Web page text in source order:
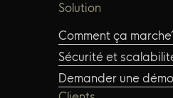
Solution
Comment ça
Sécurité et
Demander une démo